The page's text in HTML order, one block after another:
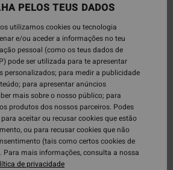
PELOS TEUS DADOS
utilizamos cookies ou tecnologia
e/ou aceder a informações no teu
pessoal (como os teus dados de
pode ser utilizada para te apresentar
personalizados; para medir a publicidade
para apresentar anúncios
mais sobre o nosso público; para
produtos dos nossos parceiros. Podes
aceitar ou recusar cookies que estão
ou para recusar cookies que não
(tais como certos cookies de
Para mais informações, consulta a nossa
de privacidade